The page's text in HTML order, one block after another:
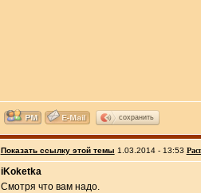
сохранить
Показать ссылку этой темы 1.03.2014 - 13:53
iKoketka
Смотря что вам надо.